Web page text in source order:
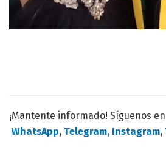
¡Mantente informado! Síguenos en
WhatsApp, Telegram, Instagram,